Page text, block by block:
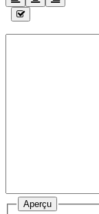
Aperçu